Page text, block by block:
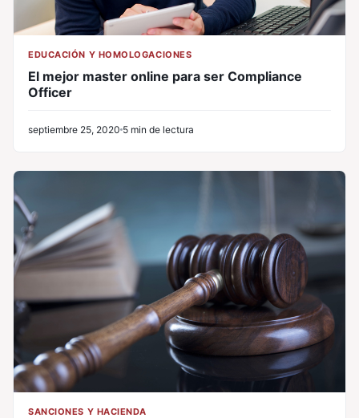
EDUCACIÓN Y HOMOLOGACIONES
El mejor master online para ser Compliance
Officer
septiembre 25, 2020 5 min de lectura
SANCIONES Y HACIENDA